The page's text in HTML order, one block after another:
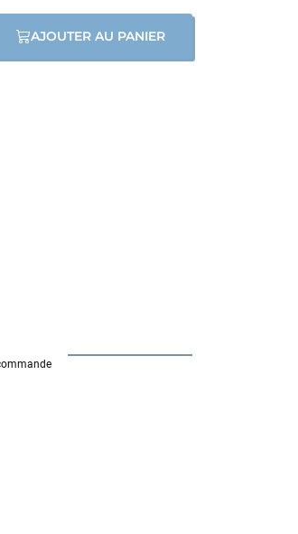
AJOUTER AU PANIER